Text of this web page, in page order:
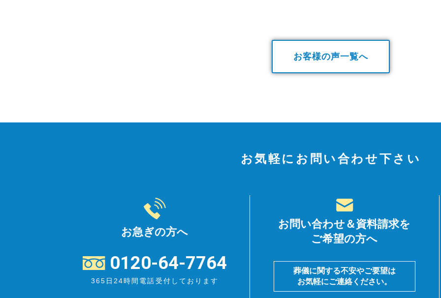
お客様の声一覧へ
お気軽にお問い合わせ下さい
お急ぎの方へ
0120-64-7764
365日24時間電話受付しております
お問い合わせ＆資料請求を
ご希望の方へ
葬儀に関する不安やご要望は
お気軽にご連絡ください。